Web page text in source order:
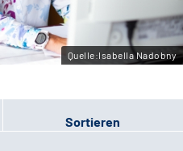
Quelle:Isabella Nadobny
Sortieren